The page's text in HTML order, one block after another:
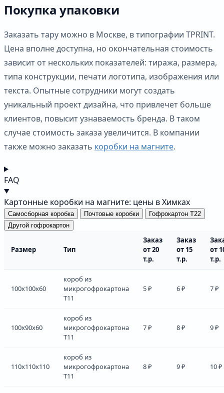
Покупка упаковки
Заказать тару можно в Москве, в типографии TPRINT.
Цена вполне доступна, но окончательная стоимость
зависит от нескольких показателей: тиража, размера,
типа конструкции, печати логотипа, изображения или
текста. Опытные сотрудники могут создать
уникальный проект дизайна, что привлечет больше
клиентов, повысит узнаваемость бренда. В таком
случае стоимость заказа увеличится. В компании
также можно заказать коробки на магните.
FAQ
Картонные коробки на магните: цены в Химках
Самосборная коробка Почтовые коробки
Гофрокартон Т22
Другой гофрокартон
Размер Тип
Заказ
от 20
т.р.
Заказ
от 15
т.р.
от
т.р.
100x100x60
короб из
микрогофрокартона
Т11
5 ₽ 6 ₽ 7 ₽
100x90x60
короб из
микрогофрокартона
Т11
7 ₽ 8 ₽ 9 ₽
110x110x110
короб из
микрогофрокартона
Т11
8 ₽ 9 ₽ 10 ₽